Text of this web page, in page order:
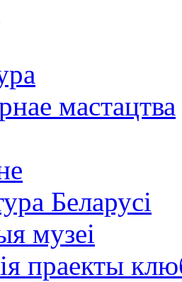
мастацтва
Беларусі
музеі
праекты